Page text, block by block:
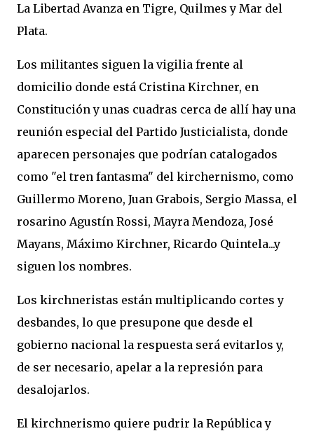
La Libertad Avanza en Tigre, Quilmes y Mar del
Plata.
Los militantes siguen la vigilia frente al
domicilio donde está Cristina Kirchner, en
Constitución y unas cuadras cerca de allí hay una
reunión especial del Partido Justicialista, donde
aparecen personajes que podrían catalogados
como "el tren fantasma" del kirchernismo, como
Guillermo Moreno, Juan Grabois, Sergio Massa, el
rosarino Agustín Rossi, Mayra Mendoza, José
Mayans, Máximo Kirchner, Ricardo Quintela...y
siguen los nombres.
Los kirchneristas están multiplicando cortes y
desbandes, lo que presupone que desde el
gobierno nacional la respuesta será evitarlos y,
de ser necesario, apelar a la represión para
desalojarlos.
El kirchnerismo quiere pudrir la República y